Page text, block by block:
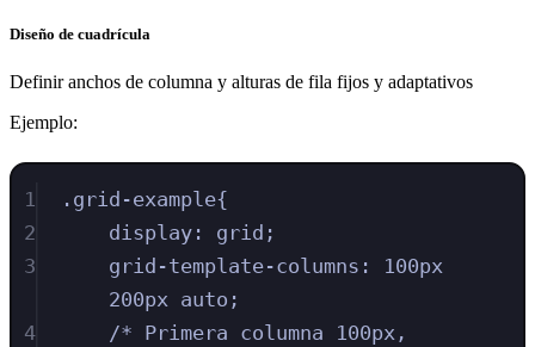
Diseño de cuadrícula
Definir anchos de columna y alturas de fila fijos y adaptativos
Ejemplo:
1 . grid-example{
2
display : grid ;
3
grid-template-columns : 100px
200px auto ;
4
/* Primera columna 100px,